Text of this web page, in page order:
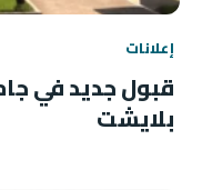
إعلانات
قبول جديد في
بلايشت